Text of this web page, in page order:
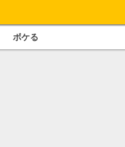
ボケる